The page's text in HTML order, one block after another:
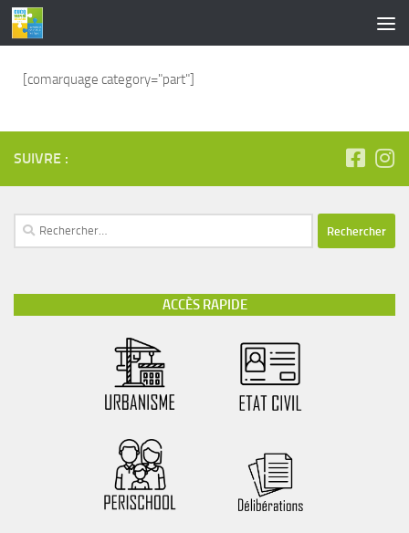
principalSkip to content
[comarquage category="part"]
SUIVRE :
ACCÈS RAPIDE